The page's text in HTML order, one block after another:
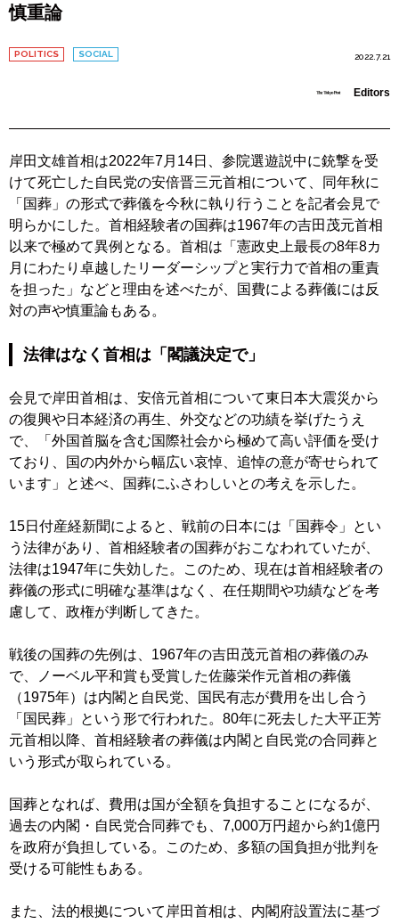
慎重論
POLITICS SOCIAL 2022.7.21
Editors
岸田文雄首相は2022年7月14日、参院選遊説中に銃撃を受
けて死亡した自民党の安倍晋三元首相について、同年秋に
「国葬」の形式で葬儀を今秋に執り行うことを記者会見で
明らかにした。首相経験者の国葬は1967年の吉田茂元首相
以来で極めて異例となる。首相は「憲政史上最長の8年8カ
月にわたり卓越したリーダーシップと実行力で首相の重責
を担った」などと理由を述べたが、国費による葬儀には反
対の声や慎重論もある。
法律はなく首相は「閣議決定で」
会見で岸田首相は、安倍元首相について東日本大震災から
の復興や日本経済の再生、外交などの功績を挙げたうえ
で、「外国首脳を含む国際社会から極めて高い評価を受け
ており、国の内外から幅広い哀悼、追悼の意が寄せられて
います」と述べ、国葬にふさわしいとの考えを示した。
15日付産経新聞によると、戦前の日本には「国葬令」とい
う法律があり、首相経験者の国葬がおこなわれていたが、
法律は1947年に失効した。このため、現在は首相経験者の
葬儀の形式に明確な基準はなく、在任期間や功績などを考
慮して、政権が判断してきた。
戦後の国葬の先例は、1967年の吉田茂元首相の葬儀のみ
で、ノーベル平和賞も受賞した佐藤栄作元首相の葬儀
（1975年）は内閣と自民党、国民有志が費用を出し合う
「国民葬」という形で行われた。80年に死去した大平正芳
元首相以降、首相経験者の葬儀は内閣と自民党の合同葬と
いう形式が取られている。
国葬となれば、費用は国が全額を負担することになるが、
過去の内閣・自民党合同葬でも、7,000万円超から約1億円
を政府が負担している。このため、多額の国負担が批判を
受ける可能性もある。
また、法的根拠について岸田首相は、内閣府設置法に基づ